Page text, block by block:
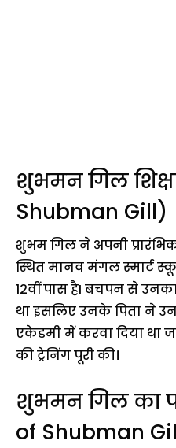
शुभमन गिल
Shubman Gill)
शुभम गिल ने अपनी
स्थित मानव मंगल स्मार्ट
12वीं पास हैI बचपन से
था इसलिए उनके पिता ने
एकेडमी में करवा दिया था
की ट्रेनिंग पूरी की।
शुभमन गिल का
of Shubman